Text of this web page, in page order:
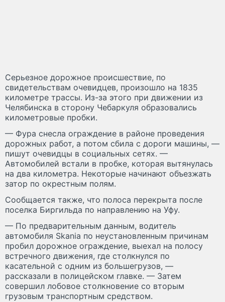
Серьезное дорожное происшествие, по
свидетельствам очевидцев, произошло на 1835
километре трассы. Из-за этого при движении из
Челябинска в сторону Чебаркуля образовались
километровые пробки.
— Фура снесла ограждение в районе проведения
дорожных работ, а потом сбила с дороги машины, —
пишут очевидцы в социальных сетях. —
Автомобилей встали в пробке, которая вытянулась
на два километра. Некоторые начинают объезжать
затор по окрестным полям.
Сообщается также, что полоса перекрыта после
поселка Биргильда по направлению на Уфу.
— По предварительным данным, водитель
автомобиля Skania по неустановленным причинам
пробил дорожное ограждение, выехал на полосу
встречного движения, где столкнулся по
касательной с одним из большегрузов, —
рассказали в полицейском главке. — Затем
совершил лобовое столкновение со вторым
грузовым транспортным средством.